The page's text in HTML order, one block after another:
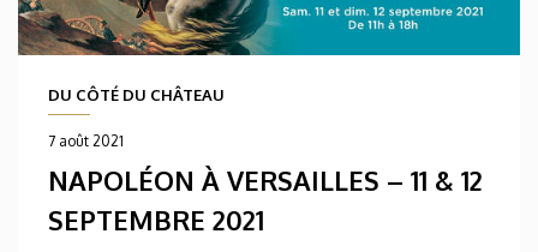
DU CÔTÉ DU CHÂTEAU
7 août 2021
NAPOLÉON À VERSAILLES – 11 & 12
SEPTEMBRE 2021